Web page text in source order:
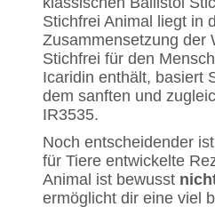
Stichfrei Animal liegt in
Zusammensetzung der
Stichfrei für den
Icaridin enthält, basiert
dem sanften und
IR3535.
Noch entscheidender
für Tiere entwickelte
Animal ist bewusst
ermöglicht dir eine viel